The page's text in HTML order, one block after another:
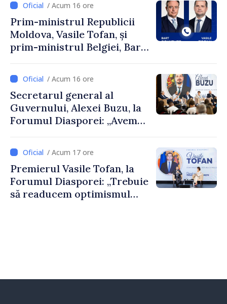
/ Acum 16 ore
Prim-ministrul Republicii
Moldova, Vasile Tofan, și
prim-ministrul Belgiei, Bart
despre parcursul european
al Republicii Moldova.
/ Acum 16 ore
Secretarul general al
Guvernului, Alexei Buzu, la
Forumul Diasporei: „Avem
dumneavoastră pentru a
construi comunități mai
puternice”
/ Acum 17 ore
Premierul Vasile Tofan, la
Forumul Diasporei: „Trebuie
să readucem optimismul